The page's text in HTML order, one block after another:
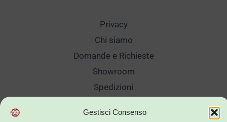
Gestisci Consenso
Privacy
Chi siamo
Domande e Richieste
Showroom
Spedizioni